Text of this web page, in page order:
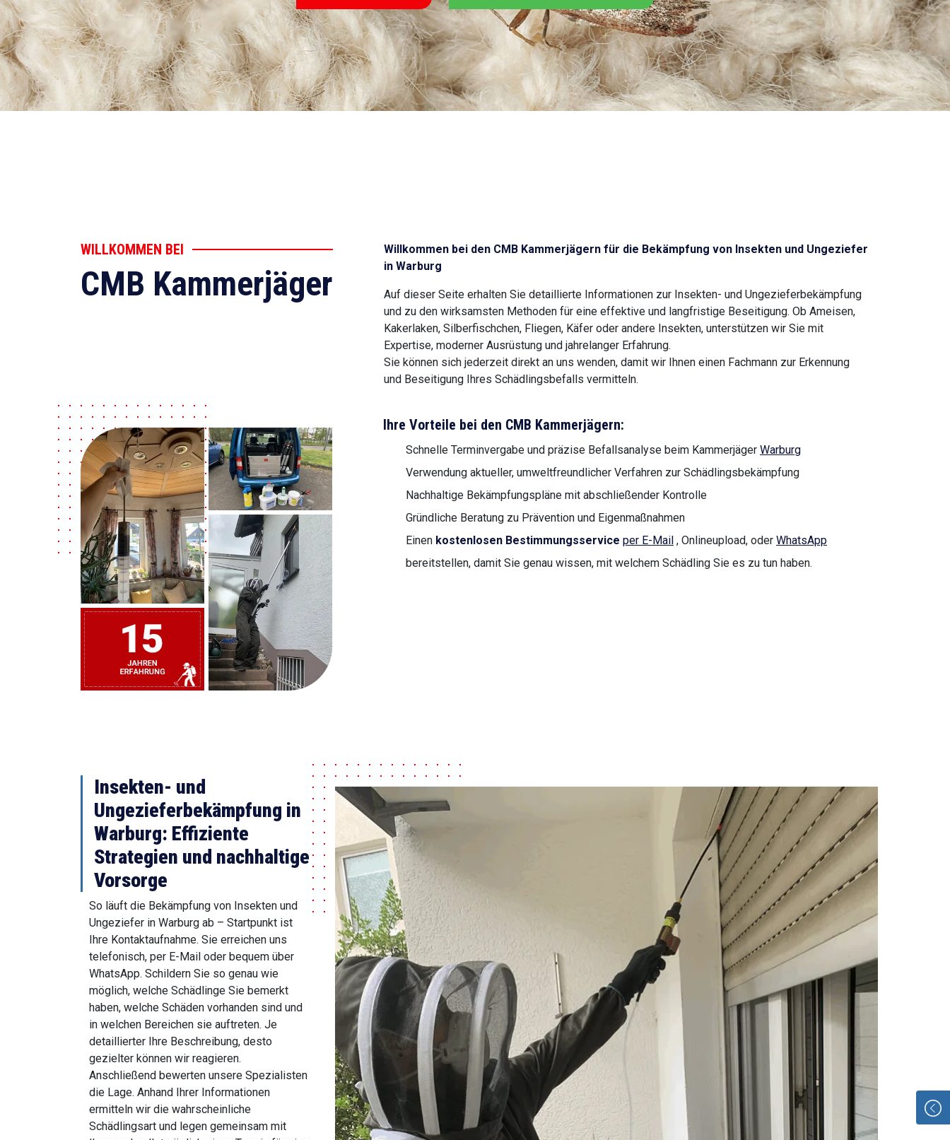
WILLKOMMEN BEI
CMB Kammerjäger
Willkommen bei den CMB Kammerjägern für die Bekämpfung von Insekten und Ungeziefer
in Warburg
Auf dieser Seite erhalten Sie detaillierte Informationen zur Insekten- und Ungezieferbekämpfung
und zu den wirksamsten Methoden für eine effektive und langfristige Beseitigung. Ob Ameisen,
Kakerlaken, Silberfischchen, Fliegen, Käfer oder andere Insekten, unterstützen wir Sie mit
Expertise, moderner Ausrüstung und jahrelanger Erfahrung.
Sie können sich jederzeit direkt an uns wenden, damit wir Ihnen einen Fachmann zur Erkennung
und Beseitigung Ihres Schädlingsbefalls vermitteln.
Ihre Vorteile bei den CMB Kammerjägern:
Schnelle Terminvergabe und präzise Befallsanalyse beim Kammerjäger Warburg
Verwendung aktueller, umweltfreundlicher Verfahren zur Schädlingsbekämpfung
Nachhaltige Bekämpfungspläne mit abschließender Kontrolle
Gründliche Beratung zu Prävention und Eigenmaßnahmen
Einen kostenlosen Bestimmungsservice per E-Mail , Onlineupload, oder WhatsApp
bereitstellen, damit Sie genau wissen, mit welchem Schädling Sie es zu tun haben.
Insekten- und
Ungezieferbekämpfung in
Warburg: Effiziente
Strategien und nachhaltige
Vorsorge
So läuft die Bekämpfung von Insekten und
Ungeziefer in Warburg ab – Startpunkt ist
Ihre Kontaktaufnahme. Sie erreichen uns
telefonisch, per E-Mail oder bequem über
WhatsApp. Schildern Sie so genau wie
möglich, welche Schädlinge Sie bemerkt
haben, welche Schäden vorhanden sind und
in welchen Bereichen sie auftreten. Je
detaillierter Ihre Beschreibung, desto
gezielter können wir reagieren.
Anschließend bewerten unsere Spezialisten
die Lage. Anhand Ihrer Informationen
ermitteln wir die wahrscheinliche
Schädlingsart und legen gemeinsam mit